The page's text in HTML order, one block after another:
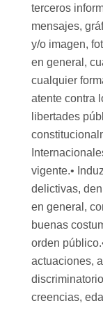
terceros
mensajes,
y/o imagen,
en general,
cualquier
atente contra
libertades
vigente.•
delictivas,
en general,
buenas
orden
actuaciones,
creencias,